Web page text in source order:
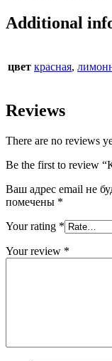
Additional
цвет красная,
Reviews
There are no reviews
Be the first to review
Ваш адрес email не
помечены *
Your rating *
Your review *